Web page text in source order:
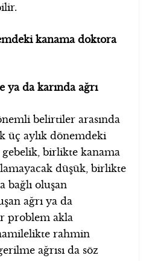
kanama doktora
ya da karında ağrı
belirtiler arasında
üç aylık dönemdeki
gebelik, birlikte kanama
düşük, birlikte
bağlı oluşan
ağrı ya da
problem akla
rahmin
ağrısı da söz